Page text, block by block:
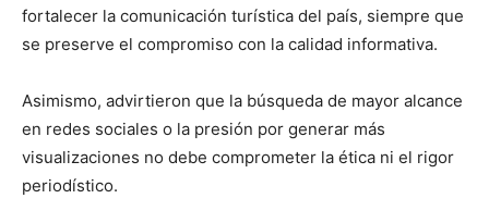
fortalecer la comunicación turística del país, siempre que
se preserve el compromiso con la calidad informativa.
Asimismo, advirtieron que la búsqueda de mayor alcance
en redes sociales o la presión por generar más
visualizaciones no debe comprometer la ética ni el rigor
periodístico.